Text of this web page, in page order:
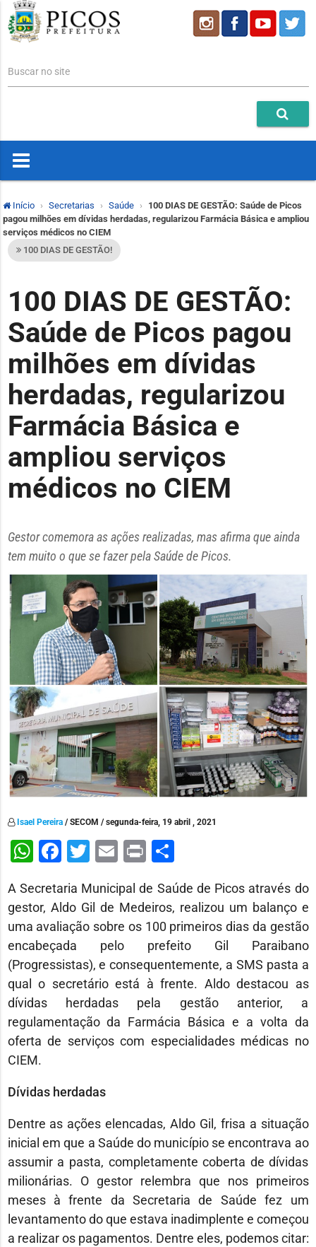
Buscar no site
Início Secretarias Saúde
100 DIAS DE GESTÃO: Saúde de Picos
pagou milhões em dívidas herdadas, regularizou Farmácia Básica e ampliou
serviços médicos no CIEM
100 DIAS DE GESTÃO!
100 DIAS DE GESTÃO:
Saúde de Picos pagou
milhões em dívidas
herdadas, regularizou
Farmácia Básica e
ampliou serviços
médicos no CIEM
Gestor comemora as ações realizadas, mas afirma que ainda
tem muito o que se fazer pela Saúde de Picos.
Isael Pereira/ SECOM / segunda-feira, 19 abril , 2021
WhatsApp
Facebook
Twitter
EmailPrint
A Secretaria Municipal de Saúde de Picos através do
gestor, Aldo Gil de Medeiros, realizou um balanço e
uma avaliação sobre os 100 primeiros dias da gestão
encabeçada pelo prefeito Gil Paraibano
(Progressistas), e consequentemente, a SMS pasta a
qual o secretário está à frente. Aldo destacou as
dívidas herdadas pela gestão anterior, a
regulamentação da Farmácia Básica e a volta da
oferta de serviços com especialidades médicas no
CIEM.
Dívidas herdadas
Dentre as ações elencadas, Aldo Gil, frisa a situação
inicial em que a Saúde do município se encontrava ao
assumir a pasta, completamente coberta de dívidas
milionárias. O gestor relembra que nos primeiros
meses à frente da Secretaria de Saúde fez um
levantamento do que estava inadimplente e começou
a realizar os pagamentos. Dentre eles, podemos citar: